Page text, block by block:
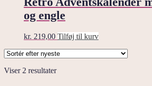
og engle
kr. 219,00 Tilføj til kurv
Viser 2 resultaterSorteret